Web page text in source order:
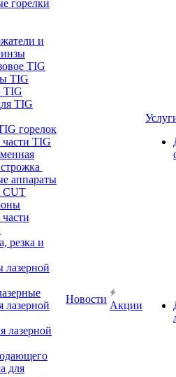
горелки
и
TIG
TIG
TIG
TIG
горелок
TIG
аппараты
CUT
резка и
лазерной
лазерной
лазерной
для
Новости
Акции